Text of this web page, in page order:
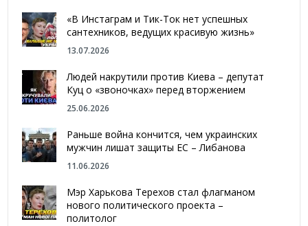
«В Инстаграм и Тик-Ток нет успешных
сантехников, ведущих красивую жизнь»
13.07.2026
Людей накрутили против Киева – депутат
Куц о «звоночках» перед вторжением
25.06.2026
Раньше война кончится, чем украинских
мужчин лишат защиты ЕС – Либанова
11.06.2026
Мэр Харькова Терехов стал флагманом
нового политического проекта –
политолог